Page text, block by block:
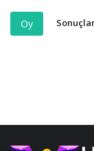
Oy